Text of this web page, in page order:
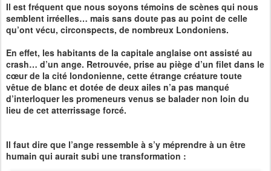
Il est fréquent que nous soyons témoins de scènes qui nous
semblent irréelles… mais sans doute pas au point de celle
qu’ont vécu, circonspects, de nombreux Londoniens.
En effet, les habitants de la capitale anglaise ont assisté au
crash… d’un ange. Retrouvée, prise au piège d’un filet dans le
cœur de la cité londonienne, cette étrange créature toute
vêtue de blanc et dotée de deux ailes n’a pas manqué
d’interloquer les promeneurs venus se balader non loin du
lieu de cet atterrissage forcé.
Il faut dire que l’ange ressemble à s’y méprendre à un être
humain qui aurait subi une transformation :